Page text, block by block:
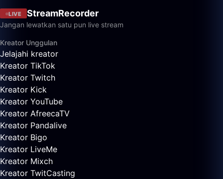
LIVE StreamRecorder
Jangan lewatkan satu pun live stream
Kreator Unggulan
Jelajahi kreator
Kreator TikTok
Kreator Twitch
Kreator Kick
Kreator YouTube
Kreator AfreecaTV
Kreator Pandalive
Kreator Bigo
Kreator LiveMe
Kreator Mixch
Kreator TwitCasting